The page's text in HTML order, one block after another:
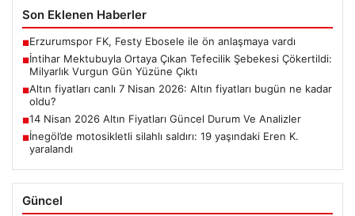
Son Eklenen Haberler
■Erzurumspor FK, Festy Ebosele ile ön anlaşmaya vardı
■İntihar Mektubuyla Ortaya Çıkan Tefecilik Şebekesi Çökertildi:
Milyarlık Vurgun Gün Yüzüne Çıktı
■Altın fiyatları canlı 7 Nisan 2026: Altın fiyatları bugün ne kadar
oldu?
■14 Nisan 2026 Altın Fiyatları Güncel Durum Ve Analizler
■İnegöl’de motosikletli silahlı saldırı: 19 yaşındaki Eren K.
yaralandı
Güncel